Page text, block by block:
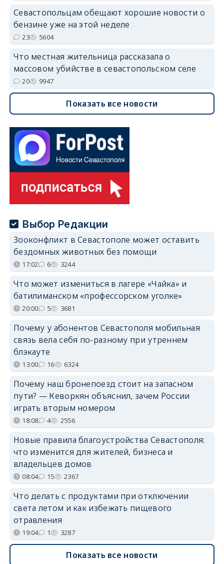
Севастопольцам обещают хорошие новости о
бензине уже на этой неделе
23 5604
Что местная жительница рассказала о
массовом убийстве в севастопольском селе
20 9947
Показать все новости
Выбор Редакции
Зооконфликт в Севастополе может оставить
бездомных животных без помощи
17:02 6 3244
Что может измениться в лагере «Чайка» и
батилиманском «профессорском уголке»
20:00 5 3681
Почему у абонентов Севастополя мобильная
связь вела себя по-разному при утреннем
блэкауте
13:00 16 6324
Почему наш бронепоезд стоит на запасном
пути? — Кеворкян объяснил, зачем России
играть вторым номером
18:08 4 2556
Новые правила благоустройства Севастополя:
что изменится для жителей, бизнеса и
владельцев домов
08:04 15 2367
Что делать с продуктами при отключении
света летом и как избежать пищевого
отравления
19:04 1 3287
Показать все новости